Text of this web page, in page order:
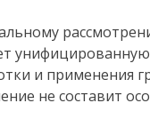
и применения
не составит